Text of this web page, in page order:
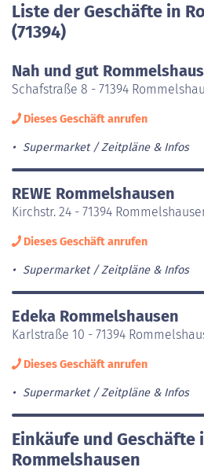
Liste der Geschäfte in
(71394)
Nah und gut
Schafstraße 8 - 71394
Dieses Geschäft anrufen
Supermarket Zeitpläne & Infos
REWE Rommelshausen
Kirchstr. 24 - 71394
Dieses Geschäft anrufen
Supermarket Zeitpläne & Infos
Edeka Rommelshausen
Karlstraße 10 - 71394
Dieses Geschäft anrufen
Supermarket Zeitpläne & Infos
Einkäufe und Geschäfte
Rommelshausen